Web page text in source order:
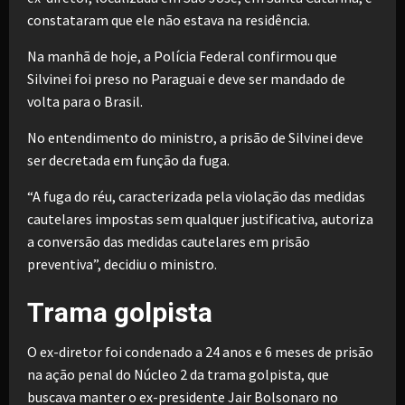
constataram que ele não estava na residência.
Na manhã de hoje, a Polícia Federal confirmou que
Silvinei foi preso no Paraguai e deve ser mandado de
volta para o Brasil.
No entendimento do ministro, a prisão de Silvinei deve
ser decretada em função da fuga.
“A fuga do réu, caracterizada pela violação das medidas
cautelares impostas sem qualquer justificativa, autoriza
a conversão das medidas cautelares em prisão
preventiva”, decidiu o ministro.
Trama golpista
O ex-diretor foi condenado a 24 anos e 6 meses de prisão
na ação penal do Núcleo 2 da trama golpista, que
buscava manter o ex-presidente Jair Bolsonaro no